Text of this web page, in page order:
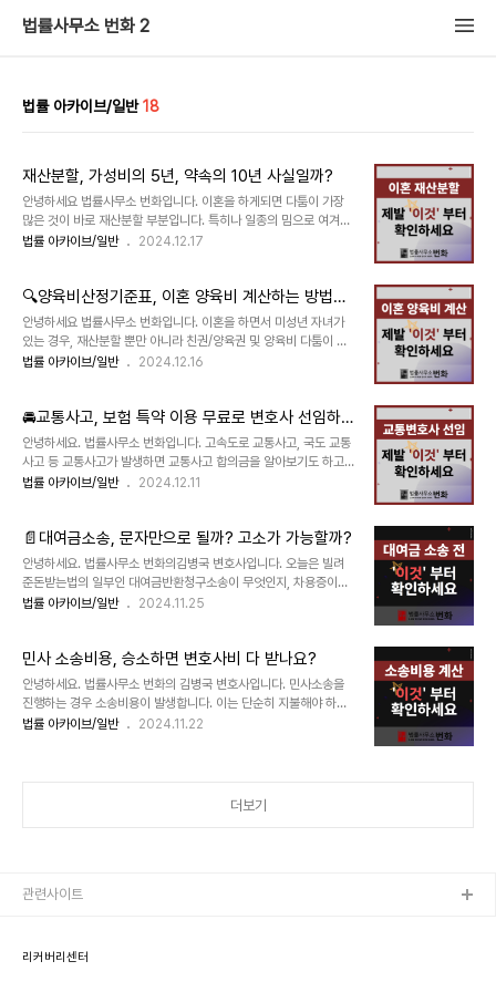
법률사무소 번화 2
법률 아카이브/일반 18
재산분할, 가성비의 5년, 약속의 10년 사실일까?
안녕하세요 법률사무소 번화입니다. 이혼을 하게되면 다툼이 가장
많은 것이 바로 재산분할 부분입니다. 특히나 일종의 밈으로 여겨지
는 '가성비의 5년, 약속의 10년'이란 문장이 과연 사실일까요? 많은
을 받을 수 있는지 이러한 문장이 사실인지 물어보시는 경우가 굉장
히 많습니다. 오늘은 많은 분들이 재산분할과 관련하여 궁금하게 여
기는 것들을 간략하게 살펴보려고 합니다. 재산분할과 유책사유의
상관성이 있는지(즉 유책배우자 재산분할 청구 가능 여부), 재산분
할의 기여도, 재산분할의 판단기준, '가성비의 5년, 약속의 10년'의
법률 아카이브/일반 2024.12.17
🔍양육비산정기준표, 이혼 양육비 계산하는 방법
은?
안녕하세요 법률사무소 번화입니다. 이혼을 하면서 미성년 자녀가
있는 경우, 재산분할 뿐만 아니라 친권/양육권 및 양육비 다툼이 아
주 빈번하게 발생합니다. 이혼 진행시 '양육비'란 자녀의 양육권을
데 양육비는 무제한으로 다 받을 수 있을까요? 친권, 양육권이란? 양
육권 결정 기준, 양육비, 과거양육비 및 과거양육비 청구, 양육권 변
경, 양육비 변경 그리고 과연 양육비 산정의 기준을 정한 서울가정법
원의 양육비산정기준표 가 어떤 의미인지에 대하여 간단히 알아보
겠습니다. 양육비 얼마나 받을 수 있나요? - 친권/양육권의 개념
법률 아카이브/일반 2024.12.16
🚘교통사고, 보험 특약 이용 무료로 변호사 선임하
기
안녕하세요. 법률사무소 번화입니다. 고속도로 교통사고, 국도 교통
사고 등 교통사고가 발생하면 교통사고 합의금을 알아보기도 하고
교통사고 변호사 / 교통전문변호사를 확인해보기도 합니다. 그러나
지도 모르고 자비로 변호사 비용을 지불하거나, 선임료 부담 때문
에 변호사를 선임하지 못하여 억울한 일을 당하는 일이 없어야 하기
에 이에 대한 설명을 드리려고 합니다. 교통사고 운전자보험 변호사
선임특약을 알아보고,번화 교통전문센터가 제공하는 서비스를 소개
해 드리겠습니다. - 운전자보험 변호사 선임특약이란? 운전자보험
소송 등)..
법률 아카이브/일반 2024.12.11
📄대여금소송, 문자만으로 될까? 고소가 가능할까?
안녕하세요. 법률사무소 번화의김병국 변호사입니다. 오늘은 빌려
준돈받는법의 일부인 대여금반환청구소송이 무엇인지, 차용증이나
문자가 법적 효력이 있는 것인지, 이러한 증거로 대여금반환청구소
리겠습니다. 대여금반환청구소송 하려는데문자만으로도 증거가 될
까요? - 대여금반환청구소송이 무엇인가요? 대여금반환청구소송
은 돈을 빌려준 채권자가 채무자에게 돈을 돌려 받기 위해 진행하는
소송입니다. 민사 사건의 굉장히 많은 부분을 차지하고 있는 것이 바
로 이 '대여금 반환' 사건입니다. 대여금반환청구소송은 상대방이 대
법률 아카이브/일반 2024.11.25
민사 소송비용, 승소하면 변호사비 다 받나요?
안녕하세요. 법률사무소 번화의 김병국 변호사입니다. 민사소송을
진행하는 경우 소송비용이 발생합니다. 이는 단순히 지불해야 하는
돈의 문제가 아니고, 소송 전략 중 하나이며 결과에도 직접적인 영향
용의 변호사 비용을 사용 했을 것입니다. 과연 소송비용이 어떻게 구
성되는지, 소송비용 계산이 어떻게 되는지, 소송비용 청구나 소송비
생하..
법률 아카이브/일반 2024.11.22
더보기
리커버리센터
관련사이트